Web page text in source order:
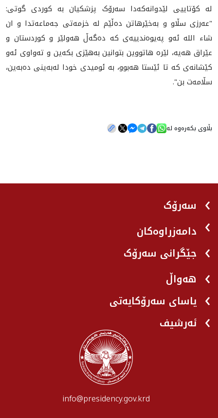
لە كۆتاییی لێدوانەكەدا سه‌رۆک پزشكیان به‌ کوردی گوتی:
"عەرزی سڵاو و بەخێرهاتن دەڵێم لە خزمەتی جەماعەتدا و ان
شاء الله ئەو په‌یوه‌ندییه‌ی كە دەگەڵ هەولێر و كوردستان و
عێراق هەیە، لێرە هاتووین بتوانین به‌هێزی بکەین و تەواوی ئەو
کێشانه‌ی كە تا ئێستا هەبوو، بە ئومیدی خودا لەبەینی دەبەین،
سڵامەت بن".
بڵاوی بکەرەوە لە
سەرۆک
دامەزراوەکان
جێگرانی سه‌رۆک
هه‌واڵ
یاسای سەرۆکایەتی
ئەرشیف
info@presidency.gov.krd